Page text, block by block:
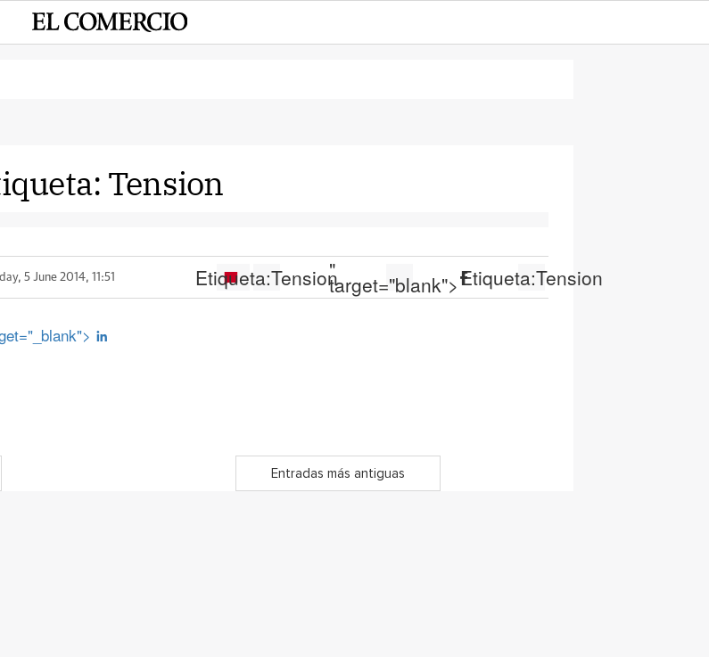
Tension
5 June 2014, 11:51 Etiqueta:Tension
"
target="blank">Etiqueta:Tension
Entradas más antiguas